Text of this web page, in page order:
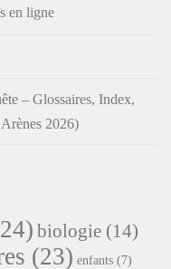
en ligne
– Glossaires, Index,
2026)
biologie (14)
(23) enfants (7)